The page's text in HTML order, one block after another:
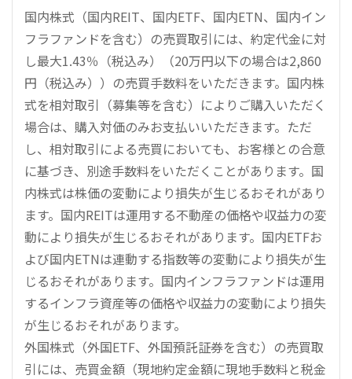
国内株式（国内REIT、国内ETF、国内ETN、国内イン
フラファンドを含む）の売買取引には、約定代金に対
し最大1.43％（税込み）（20万円以下の場合は2,860
円（税込み））の売買手数料をいただきます。国内株
式を相対取引（募集等を含む）によりご購入いただく
場合は、購入対価のみお支払いいただきます。ただ
し、相対取引による売買においても、お客様との合意
に基づき、別途手数料をいただくことがあります。国
内株式は株価の変動により損失が生じるおそれがあり
ます。国内REITは運用する不動産の価格や収益力の変
動により損失が生じるおそれがあります。国内ETFお
よび国内ETNは連動する指数等の変動により損失が生
じるおそれがあります。国内インフラファンドは運用
するインフラ資産等の価格や収益力の変動により損失
が生じるおそれがあります。
外国株式（外国ETF、外国預託証券を含む）の売買取
引には、売買金額（現地約定金額に現地手数料と税金